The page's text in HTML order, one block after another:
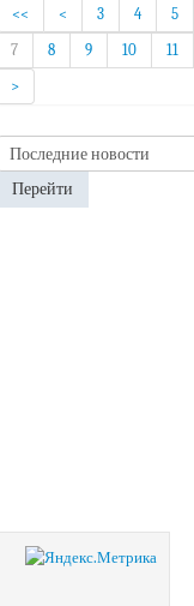
<< < 3 4
5
7
8 9 10
11
>
Перейти